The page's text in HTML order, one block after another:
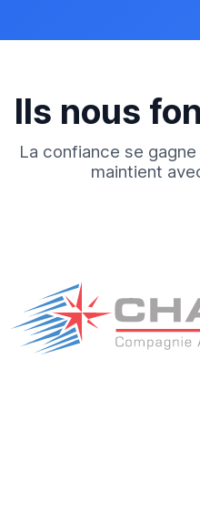
Ils nous
La confiance se
maintient